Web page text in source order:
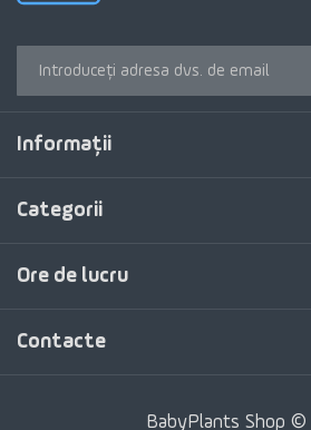
Informaţii
Categorii
Ore de lucru
Contacte
BabyPlants Shop ©